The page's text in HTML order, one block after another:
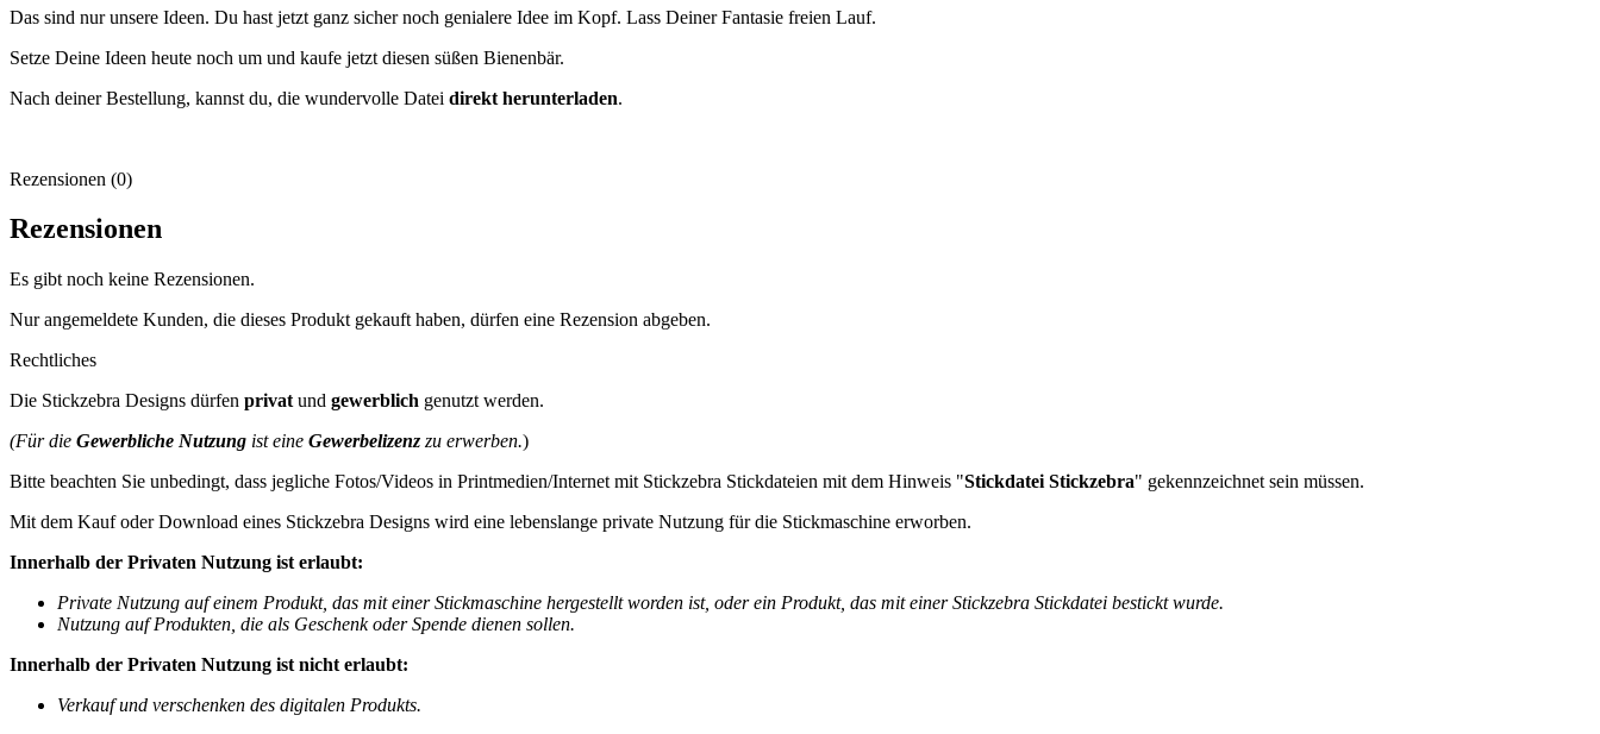
Das sind nur unsere Ideen. Du hast jetzt ganz sicher noch genialere Idee im Kopf. Lass Deiner Fantasie freien Lauf.
Setze Deine Ideen heute noch um und kaufe jetzt diesen süßen Bienenbär.
Nach deiner Bestellung, kannst du, die wundervolle Datei direkt herunterladen.
Rezensionen (0)
Rezensionen
Es gibt noch keine Rezensionen.
Nur angemeldete Kunden, die dieses Produkt gekauft haben, dürfen eine Rezension abgeben.
Rechtliches
Die Stickzebra Designs dürfen privat und gewerblich genutzt werden.
(Für die Gewerbliche Nutzung ist eine Gewerbelizenz zu erwerben.)
Bitte beachten Sie unbedingt, dass jegliche Fotos/Videos in Printmedien/Internet mit Stickzebra Stickdateien mit dem Hinweis "Stickdatei Stickzebra" gekennzeichnet sein müssen.
Mit dem Kauf oder Download eines Stickzebra Designs wird eine lebenslange private Nutzung für die Stickmaschine erworben.
Innerhalb der Privaten Nutzung ist erlaubt:
Private Nutzung auf einem Produkt, das mit einer Stickmaschine hergestellt worden ist, oder ein Produkt, das mit einer Stickzebra Stickdatei bestickt wurde.
Nutzung auf Produkten, die als Geschenk oder Spende dienen sollen.
Innerhalb der Privaten Nutzung ist nicht erlaubt:
Verkauf und verschenken des digitalen Produkts.